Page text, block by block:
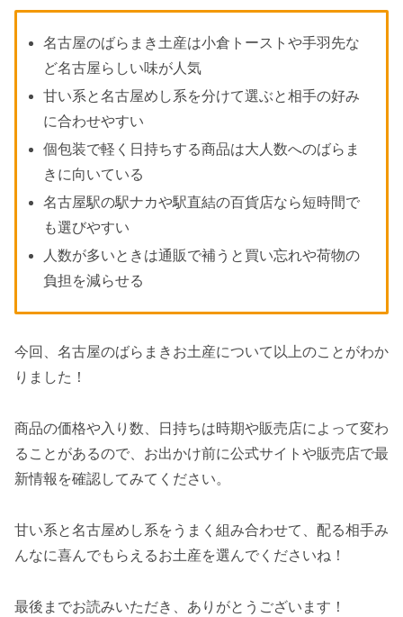
名古屋のばらまき土産は小倉トーストや手羽先な
ど名古屋らしい味が人気
甘い系と名古屋めし系を分けて選ぶと相手の好み
に合わせやすい
個包装で軽く日持ちする商品は大人数へのばらま
きに向いている
名古屋駅の駅ナカや駅直結の百貨店なら短時間で
も選びやすい
人数が多いときは通販で補うと買い忘れや荷物の
負担を減らせる
今回、名古屋のばらまきお土産について以上のことがわか
りました！
商品の価格や入り数、日持ちは時期や販売店によって変わ
ることがあるので、お出かけ前に公式サイトや販売店で最
新情報を確認してみてください。
甘い系と名古屋めし系をうまく組み合わせて、配る相手み
んなに喜んでもらえるお土産を選んでくださいね！
最後までお読みいただき、ありがとうございます！